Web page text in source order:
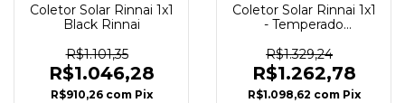
Coletor Solar Rinnai 1x1
Black Rinnai
R$1.101,35
R$1.046,28
R$910,26 com Pix
Coletor Solar Rinnai 1x1
- Temperado
INMETRO A
R$1.329,24
R$1.262,78
R$1.098,62 com Pix